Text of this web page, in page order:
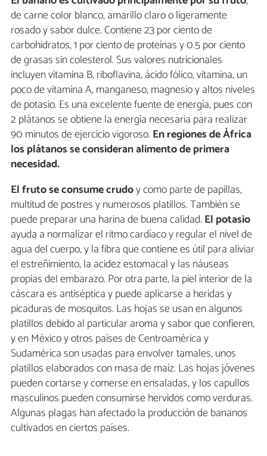
de carne color blanco, amarillo claro o ligeramente
rosado y sabor dulce. Contiene 23 por ciento de
carbohidratos, 1 por ciento de proteínas y 0.5 por ciento
de grasas sin colesterol. Sus valores nutricionales
incluyen vitamina B, riboflavina, ácido fólico, vitamina, un
poco de vitamina A, manganeso, magnesio y altos niveles
de potasio. Es una excelente fuente de energía, pues con
2 plátanos se obtiene la energía necesaria para realizar
90 minutos de ejercicio vigoroso. En regiones de África
los plátanos se consideran alimento de primera
necesidad.
El fruto se consume crudoy como parte de papillas,
multitud de postres y numerosos platillos. También se
puede preparar una harina de buena calidad. El potasio
ayuda a normalizar el ritmo cardíaco y regular el nivel de
agua del cuerpo, y la fibra que contiene es útil para aliviar
el estreñimiento, la acidez estomacal y las náuseas
propias del embarazo. Por otra parte, la piel interior de la
cáscara es antiséptica y puede aplicarse a heridas y
picaduras de mosquitos. Las hojas se usan en algunos
platillos debido al particular aroma y sabor que confieren,
y en México y otros países de Centroamérica y
Sudamérica son usadas para envolver tamales, unos
platillos elaborados con masa de maíz. Las hojas jóvenes
pueden cortarse y comerse en ensaladas, y los capullos
masculinos pueden consumirse hervidos como verduras.
Algunas plagas han afectado la producción de bananos
cultivados en ciertos países.